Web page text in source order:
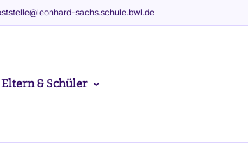
sachs.schule.bwl.de
Eltern & Schüler